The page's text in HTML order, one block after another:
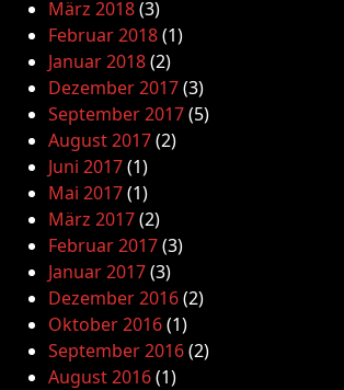
März 2018(3)
Februar 2018(1)
Januar 2018(2)
Dezember 2017(3)
September 2017(5)
August 2017(2)
Juni 2017(1)
Mai 2017(1)
März 2017(2)
Februar 2017(3)
Januar 2017(3)
Dezember 2016(2)
Oktober 2016(1)
September 2016(2)
August 2016(1)